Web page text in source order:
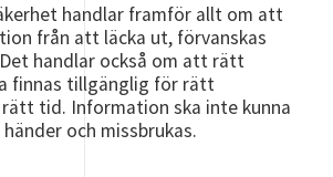
handlar framför allt om att
från att läcka ut, förvanskas
handlar också om att rätt
finnas tillgänglig för rätt
rätt tid. Information ska inte kunna
och missbrukas.